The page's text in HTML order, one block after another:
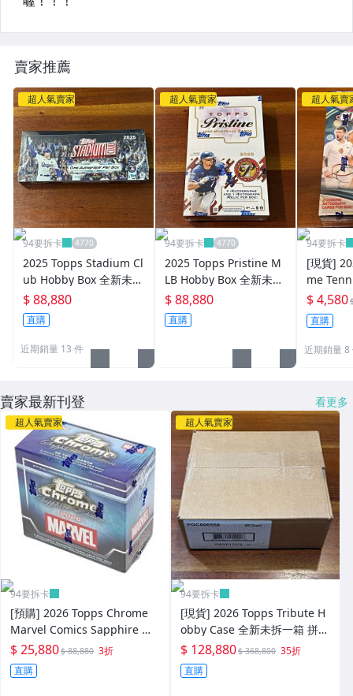
賣家推薦
超人氣賣家
94要拆卡
2025 Topps Stadium Cl
ub Hobby Box 全新未拆
一盒 拼 佐佐木朗希 大谷
翔平 Nick Kurtz RC 簽
名卡
$ 88,880
直購
近期銷量 13 件
超人氣賣家
94要拆卡
2025 Topps Pristine M
LB Hobby Box 全新未拆
一盒 拼 佐佐木朗希 大谷
翔平 Nick Kurtz RC 簽
名卡
$ 88,880
直購
超人氣賣
94要拆卡
[現貨]
me
未拆一
dal
欽文簽名
$ 4,580
直購
近期銷量 8
賣家最新刊登 看更多
超人氣賣家
94要拆卡
[預購] 2026 Topps Chrome
Marvel Comics Sapphire 全
新未拆盒卡 拚蜘蛛人 金鋼狼
鋼鐵人 Hidden Gems SP
$ 25,880$ 88,880 3折
直購
超人氣賣家
94要拆卡
[現貨] 2026 Topps Tribute H
obby Case 全新未拆一箱 拼村
上宗隆 Misiorowski RC 大谷
翔平 Patch Auto
$ 128,880$ 368,800 35折
直購